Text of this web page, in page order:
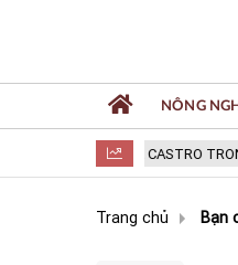
FIDEL CASTRO TRONG
NÔNG
Trang chủ Bạn